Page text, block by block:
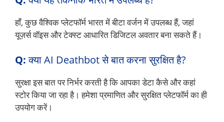
हाँ, कुछ वैश्विक प्लेटफॉर्म भारत में बीटा वर्जन में उपलब्ध हैं, जहां
यूज़र्स वॉइस और टेक्स्ट आधारित डिजिटल अवतार बना सकते हैं।
Q:क्या AI Deathbot से बात करना सुरक्षित है?
सुरक्षा इस बात पर निर्भर करती है कि आपका डेटा कैसे और कहां
स्टोर किया जा रहा है। हमेशा प्रमाणित और सुरक्षित प्लेटफॉर्म का ही
उपयोग करें।